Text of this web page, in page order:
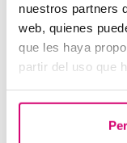
nuestros partners
web, quienes
que les haya
partir del uso que
L'adozione di
Quali sono i criteri
Come si può
È possibile
embrioni?
Cosa succede agli